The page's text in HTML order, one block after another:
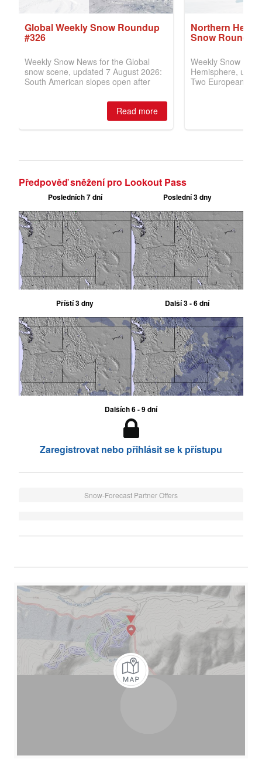
Předpověď sněžení pro Lookout Pass
Posledních 7 dní Poslední 3 dny
Příští 3 dny Další 3 - 6 dní
Dalších 6 - 9 dní
Zaregistrovat nebo přihlásit se k přístupu
Snow-Forecast Partner Offers